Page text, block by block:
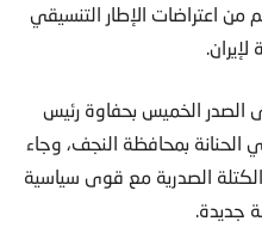
اعتراضات الإطار التنسيقي
الصدر الخميس بحفاوة رئيس
الحنانة بمحافظة النجف، وجاء
الصدرية مع قوى سياسية
جديدة.